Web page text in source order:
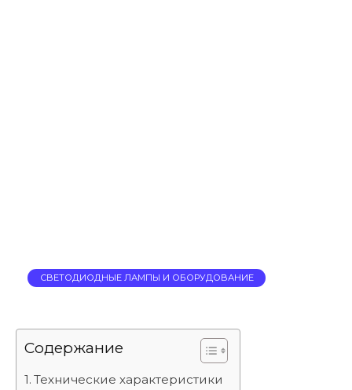
СВЕТОДИОДНЫЕ ЛАМПЫ И ОБОРУДОВАНИЕ
Содержание
Технические характеристики